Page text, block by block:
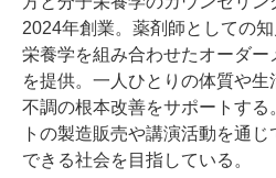
2024年創業。薬剤師としての
栄養学を組み合わせたオーダ
を提供。一人ひとりの体質や生
不調の根本改善をサポートす
トの製造販売や講演活動を通
できる社会を目指している。